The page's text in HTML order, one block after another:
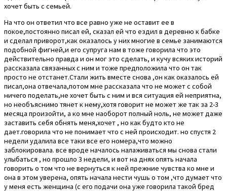
хочет быть с семьей.
На что он ответил что все равно уже не оставит ее в
покое,постоянно писал ей, сказал ей что ездил в деревню к бабке
и сделал приворот,как оказалось у них многие в семье занимаются
подобной фигней,и его супруга нам в тоже говорила что это
действительно правда и он мог это сделать, и кучу всяких историй
рассказала связанных с ним и тоже предположила что он так
просто не отстанет.Стали жить вместе снова ,он как оказалось ей
писал,она отвечала,потом мне рассказала что не может с собой
ничего поделать,не хочет быть с ним и вся ситуация ей неприятна,
но необъяснимо тянет к нему,хотя говорит не может же так за 2-3
месяца произойти, а ко мне наоборот полный ноль, не может даже
заставить себя обнять меня,хочет , но как будто кто не
дает.говорила что не понимает что с ней происходит. но спустя 2
недели удалила все таки все его номера,что можно
заблокировала. все вроде началось налаживаться мы снова стали
улыбаться , но прошло 3 недели, и вот на днях опять начала
говорить о том что не вернуться к ней прежние чувства ко мне и
она в этом уверена, опять начала нести чушь о том ,что думает что
у меня есть женщина (с его подачи она уже говорила такой бред